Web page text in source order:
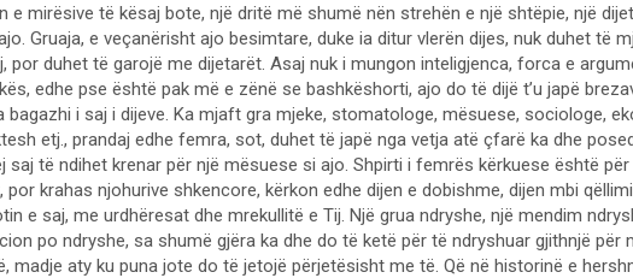
e mirësive të kësaj bote, një dritë më shumë nën strehën e një shtëpie, një
Gruaja, e veçanërisht ajo besimtare, duke ia ditur vlerën dijes, nuk duhet të
por duhet të garojë me dijetarët. Asaj nuk i mungon inteligjenca, forca e
edhe pse është pak më e zënë se bashkëshorti, ajo do të dijë t’u japë
bagazhi i saj i dijeve. Ka mjaft gra mjeke, stomatologe, mësuese, sociologe,
etj., prandaj edhe femra, sot, duhet të japë nga vetja atë çfarë ka dhe
saj të ndihet krenar për një mësuese si ajo. Shpirti i femrës kërkuese është për
por krahas njohurive shkencore, kërkon edhe dijen e dobishme, dijen mbi
e saj, me urdhëresat dhe mrekullitë e Tij. Një grua ndryshe, një mendim
po ndryshe, sa shumë gjëra ka dhe do të ketë për të ndryshuar gjithnjë për
madje aty ku puna jote do të jetojë përjetësisht me të. Që në historinë e